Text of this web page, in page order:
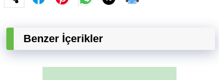
Benzer İçerikler